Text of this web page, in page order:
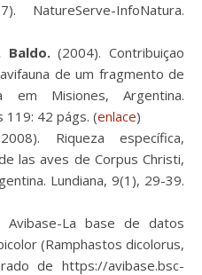
NatureServe-InfoNatura.
Baldo.(2004). Contribuiçao
de um fragmento de
em Misiones, Argentina.
119: 42 págs. (enlace)
Riqueza específica,
las aves de Corpus Christi,
Lundiana, 9(1), 29-39.
Avibase-La base de datos
(Ramphastos dicolorus,
de https://avibase.bsc-